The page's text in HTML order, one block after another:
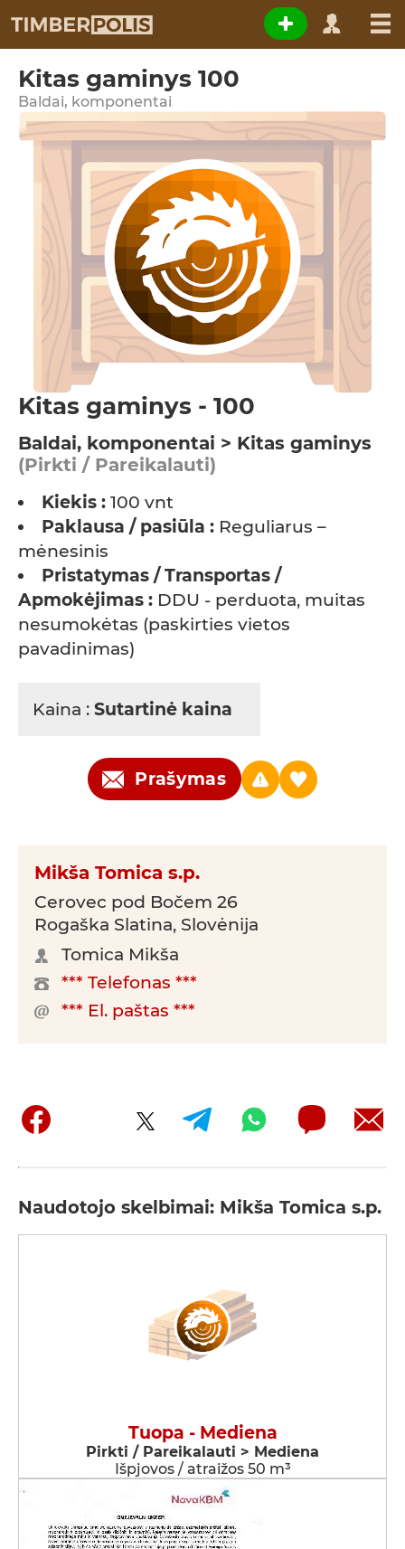
Kitas gaminys 100
Baldai, komponentai
Kitas gaminys - 100
Baldai, komponentai > Kitas gaminys
(Pirkti / Pareikalauti)
Kiekis : 100 vnt
Paklausa / pasiūla : Reguliarus –
mėnesinis
Pristatymas / Transportas /
Apmokėjimas : DDU - perduota, muitas
nesumokėtas (paskirties vietos
pavadinimas)
Kaina : Sutartinė kaina
Prašymas
Mikša Tomica s.p.
Cerovec pod Bočem 26
Rogaška Slatina, Slovėnija
Tomica Mikša
*** Telefonas ***
*** El. paštas ***
Naudotojo skelbimai: Mikša Tomica s.p.
Tuopa - Mediena
Pirkti / Pareikalauti > Mediena
Išpjovos / atraižos 50 m³